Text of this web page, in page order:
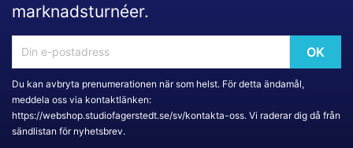
marknadsturnéer.
Du kan avbryta prenumerationen när som helst. För detta ändamål,
meddela oss via kontaktlänken:
https://webshop.studiofagerstedt.se/sv/kontakta-oss. Vi raderar dig då från
sändlistan för nyhetsbrev.